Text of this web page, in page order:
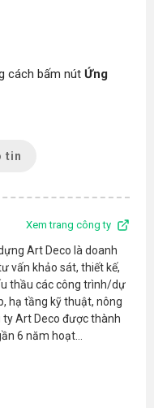
cách bấm nút Ứng
tin
Xem trang công ty
Art Deco là doanh
vấn khảo sát, thiết kế,
thầu các công trình/dự
hạ tầng kỹ thuật, nông
ty Art Deco được thành
6 năm hoạt...